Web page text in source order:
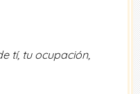
tí, tu ocupación,